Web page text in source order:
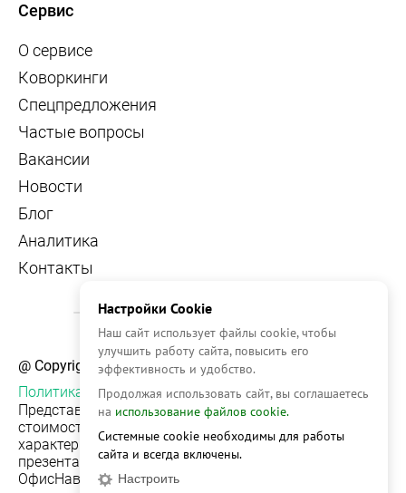
Сервис
О сервисе
Коворкинги
Спецпредложения
Частые вопросы
Вакансии
Новости
Блог
Аналитика
Контакты
@ Copyright, 2026 OFFICE NAVIGATOR
Политика конфиденциальности
Представленная на сайте информация, в т.ч.
стоимости объектов, носит информационный
характер и не является публичной офертой. Условия
презентации объекта недвижимости на сервисе
ОфисНавигатор могут быть изменены без
Настройки Cookie
Наш сайт использует файлы cookie, чтобы
улучшить работу сайта, повысить его
эффективность и удобство.
Продолжая использовать сайт, вы соглашаетесь
на использование файлов cookie.
Системные cookie необходимы для работы
сайта и всегда включены.
Настроить